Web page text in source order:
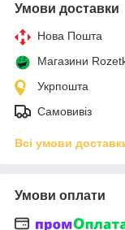
Умови доставки
Нова Пошта
Магазини
Укрпошта
Самовивіз
Всі умови
Умови оплати